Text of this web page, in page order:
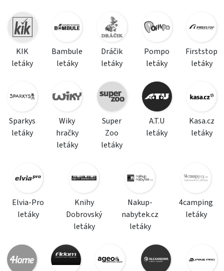
KIK
letáky
Bambule
letáky
Dráčik
letáky
Pompo
letáky
Firststop
letáky
Sparkys
letáky
Wiky
hračky
letáky
Super
Zoo
letáky
A.T.U
letáky
Kasa.cz
letáky
Elvia-Pro
letáky
Knihy
Dobrovský
letáky
Nakup-
nabytek.cz
letáky
4camping
letáky